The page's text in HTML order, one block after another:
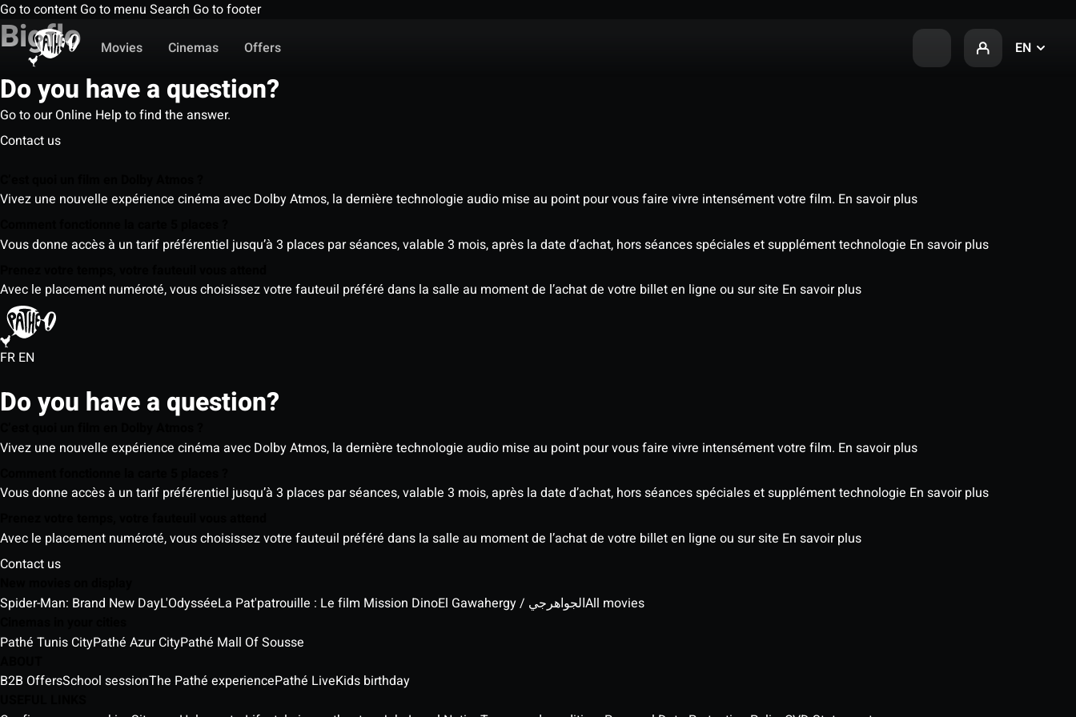
Go to content Go to menu Search Go to footer
Movies
Cinemas Offers EN
Bigflo
Do you have a question?
Go to our Online Help to find the answer.
Contact us
Vivez une nouvelle expérience cinéma avec Dolby Atmos, la dernière technologie audio mise au point pour vous faire vivre intensément votre film. En savoir plus
Vous donne accès à un tarif préférentiel jusqu’à 3 places par séances, valable 3 mois, après la date d’achat, hors séances spéciales et supplément technologie En savoir plus
Avec le placement numéroté, vous choisissez votre fauteuil préféré dans la salle au moment de l’achat de votre billet en ligne ou sur site En savoir plus
FR EN
Do you have a question?
Vivez une nouvelle expérience cinéma avec Dolby Atmos, la dernière technologie audio mise au point pour vous faire vivre intensément votre film. En savoir plus
Vous donne accès à un tarif préférentiel jusqu’à 3 places par séances, valable 3 mois, après la date d’achat, hors séances spéciales et supplément technologie En savoir plus
Avec le placement numéroté, vous choisissez votre fauteuil préféré dans la salle au moment de l’achat de votre billet en ligne ou sur site En savoir plus
Contact us
Spider-Man: Brand New DayL'OdysséeLa Pat'patrouille : Le film Mission Dino El Gawahergy / الجواهرجيAll movies
Pathé Tunis CityPathé Azur CityPathé Mall Of Sousse
B2B OffersSchool sessionThe Pathé experiencePathé LiveKids birthday